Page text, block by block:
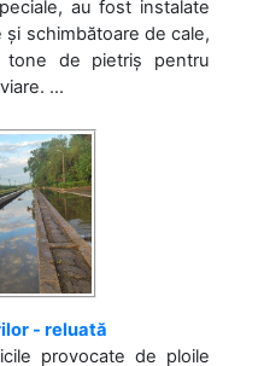
au fost instalate
schimbătoare de cale,
tone de pietriș pentru
...
- reluată
provocate de ploile